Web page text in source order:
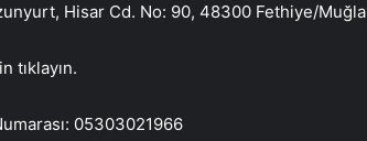
Hisar Cd. No: 90, 48300 Fethiye/Muğla
tıklayın.
05303021966